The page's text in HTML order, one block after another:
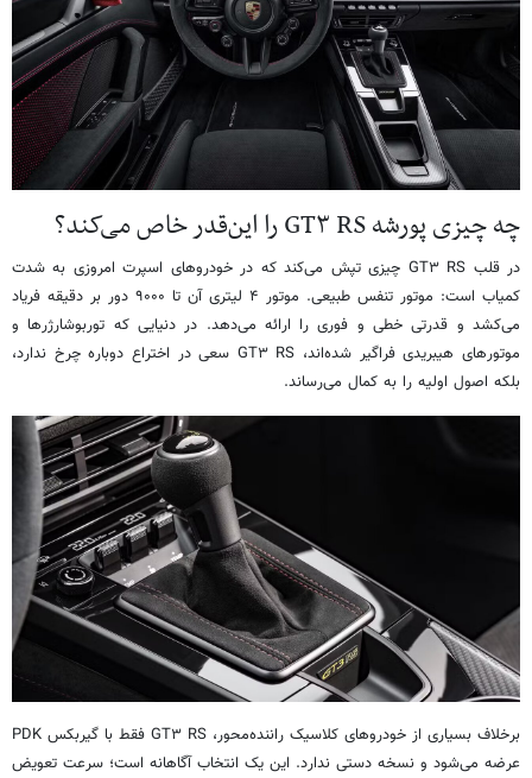
چه چیزی پورشه GT۳ RS را این‌قدر خاص می‌کند؟
در قلب GT۳ RS چیزی تپش می‌کند که در خودروهای اسپرت امروزی به شدت
کمیاب است: موتور تنفس طبیعی. موتور ۴ لیتری آن تا ۹۰۰۰ دور بر دقیقه فریاد
می‌کشد و قدرتی خطی و فوری را ارائه می‌دهد. در دنیایی که توربوشارژرها و
موتورهای هیبریدی فراگیر شده‌اند، GT۳ RS سعی در اختراع دوباره چرخ ندارد،
بلکه اصول اولیه را به کمال می‌رساند.
برخلاف بسیاری از خودروهای کلاسیک راننده‌محور، GT۳ RS فقط با گیربکس PDK
عرضه می‌شود و نسخه دستی ندارد. این یک انتخاب آگاهانه است؛ سرعت تعویض